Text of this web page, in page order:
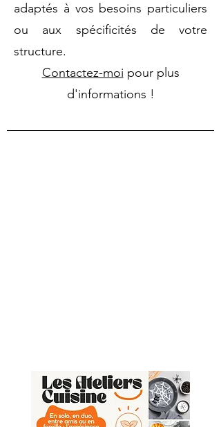
adaptés à vos besoins particuliers
ou aux spécificités de votre
structure.
Contactez-moi pour plus
d'informations !